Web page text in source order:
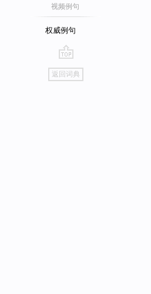
视频例句
权威例句
go
top
返回词典